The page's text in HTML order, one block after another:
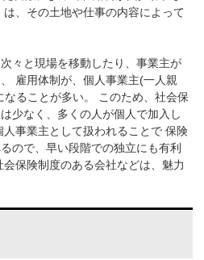
、その土地や仕事の内容によって
々と現場を移動したり、事業主が
雇用体制が、個人事業主(一人親
ることが多い。
このため、社会保
少なく、多くの人が個人で加入し
人事業主として扱われることで 保険
ので、早い段階での独立にも有利
会保険制度のある会社などは、魅力